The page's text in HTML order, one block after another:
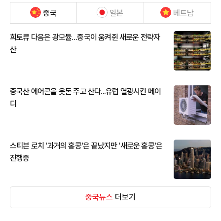
중국 일본 베트남
희토류 다음은 광모듈…중국이 움켜쥔 새로운 전략자
산
중국산 에어콘을 웃돈 주고 산다...유럽 열광시킨 메이
디
스티븐 로치 '과거의 홍콩'은 끝났지만 '새로운 홍콩'은
진행중
중국뉴스 더보기